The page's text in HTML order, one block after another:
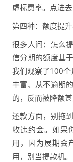
虚标费率。点进去
第四种：额度提
很多人问：怎么
信分期的额度基
我们观察了100个
丰富、从不逾期
的，反而被降额甚
还款方面，别拖
收违约金。如果
用，因为展期会
用，别当提款机。